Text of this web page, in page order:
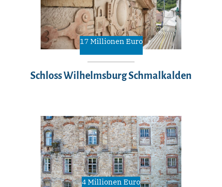
17 Millionen Euro
Schloss Wilhelmsburg Schmalkalden
4 Millionen Euro